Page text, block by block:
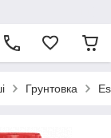
Грунтовка